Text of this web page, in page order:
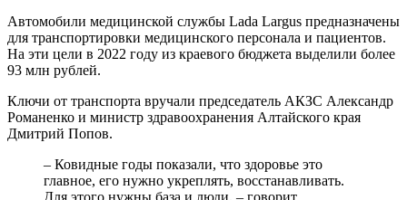
Автомобили медицинской службы Lada Largus предназначены
для транспортировки медицинского персонала и пациентов.
На эти цели в 2022 году из краевого бюджета выделили более
93 млн рублей.
Ключи от транспорта вручали председатель АКЗС Александр
Романенко и министр здравоохранения Алтайского края
Дмитрий Попов.
– Ковидные годы показали, что здоровье это
главное, его нужно укреплять, восстанавливать.